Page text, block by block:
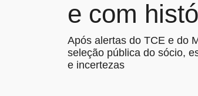
e com
Após alertas do TCE e do
seleção pública do sócio,
e incertezas